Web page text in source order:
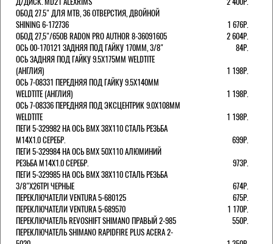
ОБОД 27.5" ДЛЯ MTB, 36 ОТВЕРСТИЯ, ДВОЙНОЙ
SHINING 6-172736
1 676Р.
ОБОД 27,5"/650B RADON PRO AUTHOR 8-36091605
2 604Р.
ОСЬ 00-170121 ЗАДНЯЯ ПОД ГАЙКУ 170MM, 3/8"
84Р.
ОСЬ ЗАДНЯЯ ПОД ГАЙКУ 9.5Х175ММ WELDTITE
(АНГЛИЯ)
1 198Р.
ОСЬ 7-08331 ПЕРЕДНЯЯ ПОД ГАЙКУ 9.5Х140ММ
WELDTITE (АНГЛИЯ)
1 198Р.
ОСЬ 7-08336 ПЕРЕДНЯЯ ПОД ЭКСЦЕНТРИК 9.0Х108ММ
WELDTITE
1 198Р.
ПЕГИ 5-329982 НА ОСЬ BMX 38Х110 СТАЛЬ РЕЗЬБА
М14Х1.0 СЕРЕБР.
699Р.
ПЕГИ 5-329984 НА ОСЬ BMX 50Х110 АЛЮМИНИЙ
РЕЗЬБА М14Х1.0 СЕРЕБР.
973Р.
ПЕГИ 5-329985 НА ОСЬ BMX 38Х110 СТАЛЬ РЕЗЬБА
3/8"Х26TPI ЧЕРНЫЕ
674Р.
ПЕРЕКЛЮЧАТЕЛИ VENTURA 5-680125
675Р.
ПЕРЕКЛЮЧАТЕЛИ VENTURA 5-689570
1 170Р.
ПЕРЕКЛЮЧАТЕЛЬ REVOSHIFT SHIMANO ПРАВЫЙ 2-985
550Р.
ПЕРЕКЛЮЧАТЕЛЬ SHIMANO RAPIDFIRE PLUS ACERA 2-